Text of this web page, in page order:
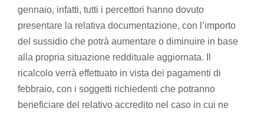
gennaio, infatti, tutti i percettori hanno dovuto
presentare la relativa documentazione, con l’importo
del sussidio che potrà aumentare o diminuire in base
alla propria situazione reddituale aggiornata. Il
ricalcolo verrà effettuato in vista dei pagamenti di
febbraio, con i soggetti richiedenti che potranno
beneficiare del relativo accredito nel caso in cui ne